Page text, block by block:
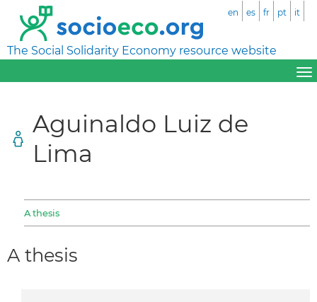
The Social Solidarity Economy resource website
en es fr pt it
Aguinaldo Luiz de
Lima
A thesis
A thesis